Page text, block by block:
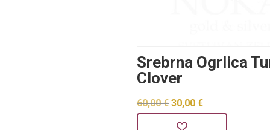
Srebrna Ogrlica
Clover
60,00€ Izvorna
cijena
30,00 €